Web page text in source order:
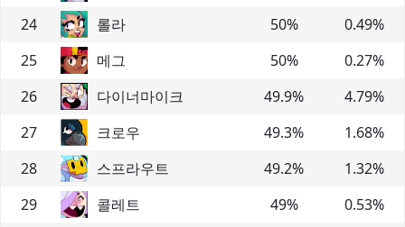
24
롤라 50% 0.49%
25
메그 50% 0.27%
26
다이너마이크 49.9% 4.79%
27
크로우 49.3% 1.68%
28
스프라우트 49.2% 1.32%
29
콜레트 49% 0.53%